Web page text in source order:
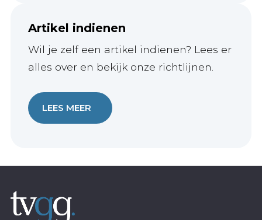
Artikel indienen
Wil je zelf een artikel indienen? Lees er
alles over en bekijk onze richtlijnen.
LEES MEER